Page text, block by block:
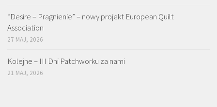
“Desire – Pragnienie” – nowy projekt European Quilt
Association
27 MAJ, 2026
Kolejne – III Dni Patchworku za nami
21 MAJ, 2026